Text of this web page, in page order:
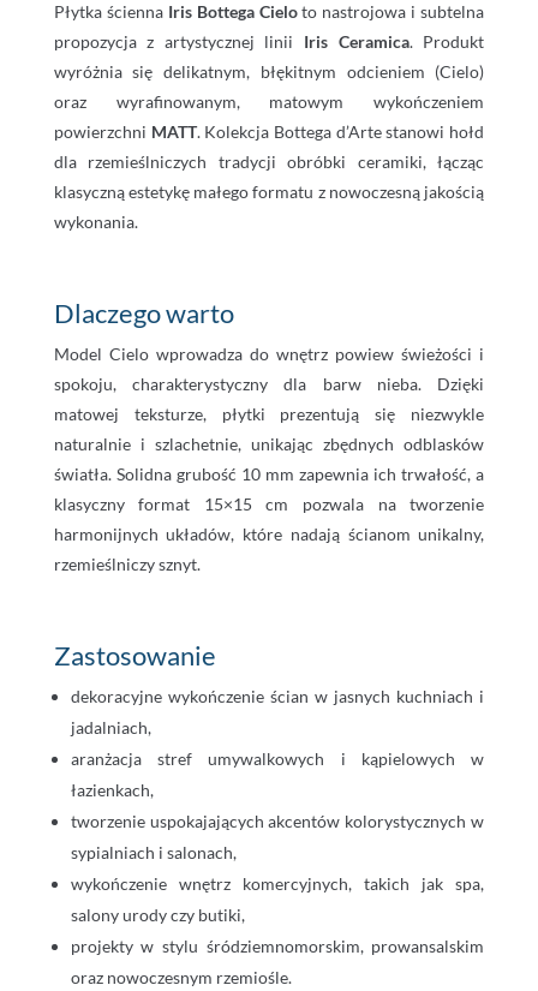
Płytka ścienna Iris Bottega Cieloto nastrojowa i subtelna
propozycja z artystycznej linii Iris Ceramica. Produkt
wyróżnia się delikatnym, błękitnym odcieniem (Cielo)
oraz wyrafinowanym, matowym wykończeniem
powierzchni MATT. Kolekcja Bottega d’Arte stanowi hołd
dla rzemieślniczych tradycji obróbki ceramiki, łącząc
klasyczną estetykę małego formatu z nowoczesną jakością
wykonania.
Dlaczego warto
Model Cielo wprowadza do wnętrz powiew świeżości i
spokoju, charakterystyczny dla barw nieba. Dzięki
matowej teksturze, płytki prezentują się niezwykle
naturalnie i szlachetnie, unikając zbędnych odblasków
światła. Solidna grubość 10 mm zapewnia ich trwałość, a
klasyczny format 15×15 cm pozwala na tworzenie
harmonijnych układów, które nadają ścianom unikalny,
rzemieślniczy sznyt.
Zastosowanie
dekoracyjne wykończenie ścian w jasnych kuchniach i
jadalniach,
aranżacja stref umywalkowych i kąpielowych w
łazienkach,
tworzenie uspokajających akcentów kolorystycznych w
sypialniach i salonach,
wykończenie wnętrz komercyjnych, takich jak spa,
salony urody czy butiki,
projekty w stylu śródziemnomorskim, prowansalskim
oraz nowoczesnym rzemiośle.